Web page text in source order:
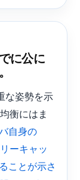
に公に
な姿勢を示
衡にはま
自身の
ーキャッ
ことが示さ